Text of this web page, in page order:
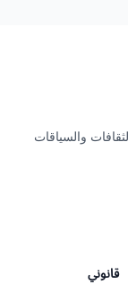
والسياقات
قانوني